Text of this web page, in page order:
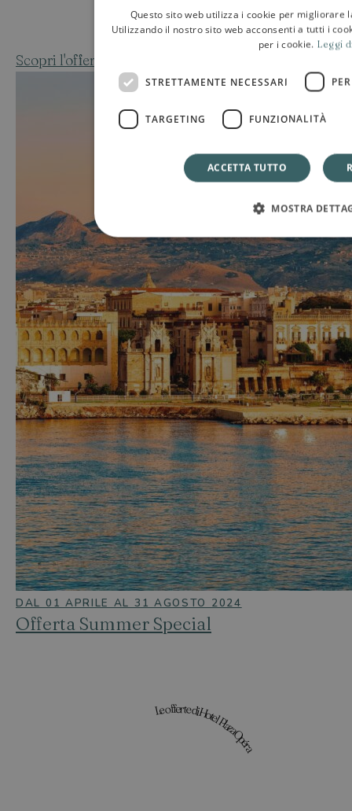
Scopri l'offerta
DAL 01 APRILE AL 31 AGOSTO 2024
Offerta Summer Special
Le offerte di Hotel Plaza Opéra
Questo sito web utilizza i cookie per migliorare
Utilizzando il nostro sito web acconsenti a tutti i
per i cookie. Leggi
STRETTAMENTE NECESSARI
TARGETING FUNZIONALITÀ
ACCETTA TUTTO
MOSTRA